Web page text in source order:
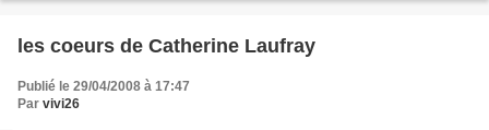
les coeurs de Catherine Laufray
Publié le 29/04/2008 à 17:47
Par vivi26